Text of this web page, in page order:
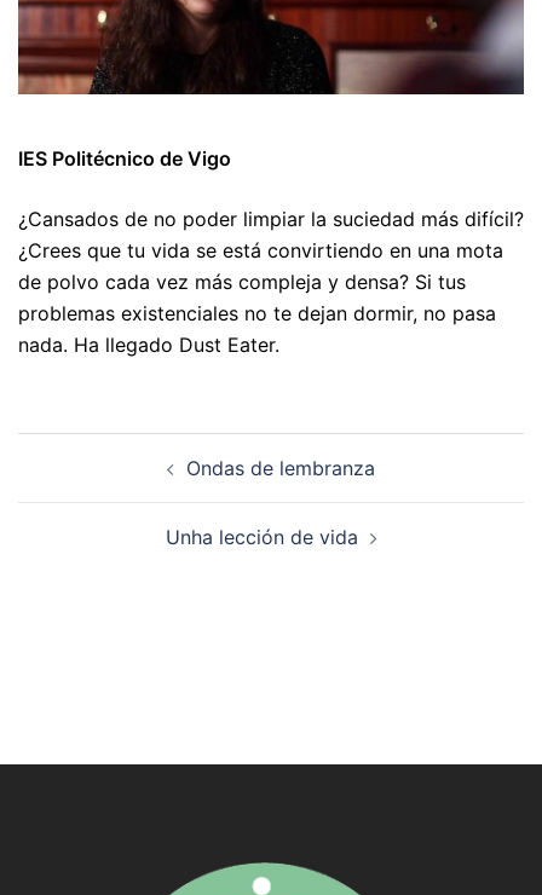
IES Politécnico de Vigo
¿Cansados de no poder limpiar la suciedad más difícil?
¿Crees que tu vida se está convirtiendo en una mota
de polvo cada vez más compleja y densa? Si tus
problemas existenciales no te dejan dormir, no pasa
nada. Ha llegado Dust Eater.
Ondas de lembranza
Unha lección de vida